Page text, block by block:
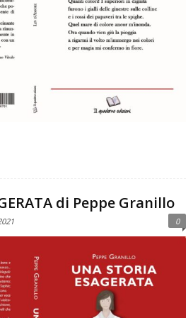
di Peppe Granillo
0